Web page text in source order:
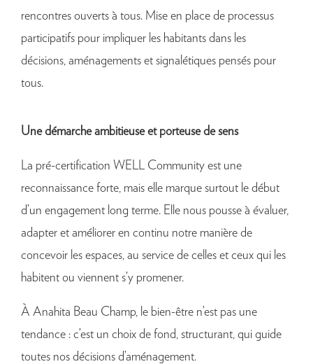
rencontres ouverts à tous. Mise en place de processus
participatifs pour impliquer les habitants dans les
décisions, aménagements et signalétiques pensés pour
tous.
Une démarche ambitieuse et porteuse de sens
La pré-certification WELL Community est une
reconnaissance forte, mais elle marque surtout le début
d’un engagement long terme. Elle nous pousse à évaluer,
adapter et améliorer en continu notre manière de
concevoir les espaces, au service de celles et ceux qui les
habitent ou viennent s’y promener.
À Anahita Beau Champ, le bien-être n’est pas une
tendance : c’est un choix de fond, structurant, qui guide
toutes nos décisions d’aménagement.